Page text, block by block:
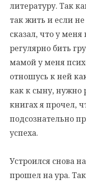
литературу. Так
так жить и если
сказал, что у
регулярно бить
мамой у меня
отношусь к ней
как к сыну, нужно
книгах я прочел,
подсознательно
успеха.
Устроился снова
прошел на ура.